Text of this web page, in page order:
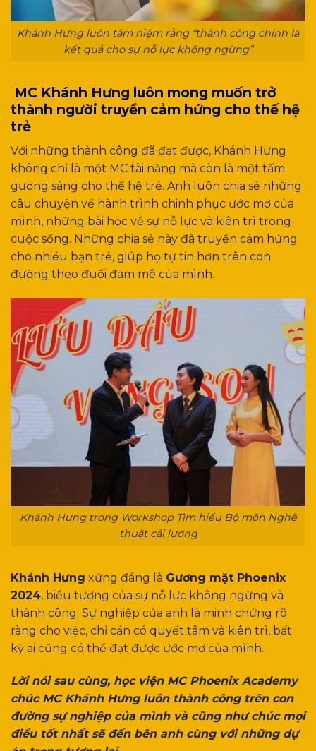
Khánh Hưng luôn tâm niệm rằng “thành công chính là
kết quả cho sự nỗ lực không ngừng”
MC Khánh Hưng luôn mong muốn trở
thành người truyền cảm hứng cho thế hệ
trẻ
Với những thành công đã đạt được, Khánh Hưng
không chỉ là một MC tài năng mà còn là một tấm
gương sáng cho thế hệ trẻ. Anh luôn chia sẻ những
câu chuyện về hành trình chinh phục ước mơ của
mình, những bài học về sự nỗ lực và kiên trì trong
cuộc sống. Những chia sẻ này đã truyền cảm hứng
cho nhiều bạn trẻ, giúp họ tự tin hơn trên con
đường theo đuổi đam mê của mình.
Khánh Hưng trong Workshop Tìm hiểu Bộ môn Nghệ
thuật cải lương
Khánh Hưng xứng đáng là Gương mặt Phoenix
2024, biểu tượng của sự nỗ lực không ngừng và
thành công. Sự nghiệp của anh là minh chứng rõ
ràng cho việc, chỉ cần có quyết tâm và kiên trì, bất
kỳ ai cũng có thể đạt được ước mơ của mình.
Lời nói sau cùng, học viện MC Phoenix Academy
chúc MC Khánh Hưng luôn thành công trên con
đường sự nghiệp của mình và cũng như chúc mọi
điều tốt nhất sẽ đến bên anh cùng với những dự